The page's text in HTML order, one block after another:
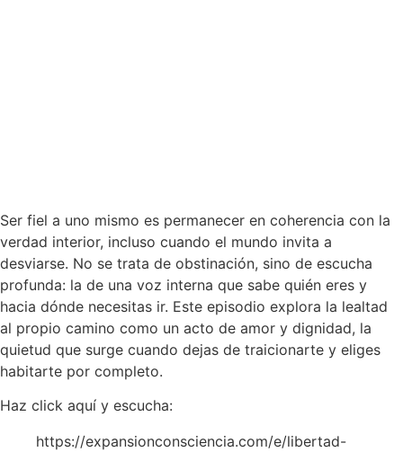
Ser fiel a uno mismo es permanecer en coherencia con la
verdad interior, incluso cuando el mundo invita a
desviarse. No se trata de obstinación, sino de escucha
profunda: la de una voz interna que sabe quién eres y
hacia dónde necesitas ir. Este episodio explora la lealtad
al propio camino como un acto de amor y dignidad, la
quietud que surge cuando dejas de traicionarte y eliges
habitarte por completo.
Haz click aquí y escucha:
https://expansionconsciencia.com/e/libertad-